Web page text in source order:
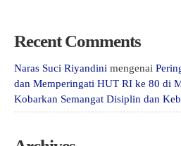
Recent Comments
Naras Suci Riyandini mengenai
dan Memperingati HUT RI ke 80 di
Kobarkan Semangat Disiplin dan